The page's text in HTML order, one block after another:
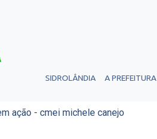
SIDROLÂNDIA A PREFEITURA
ação - cmei michele canejo